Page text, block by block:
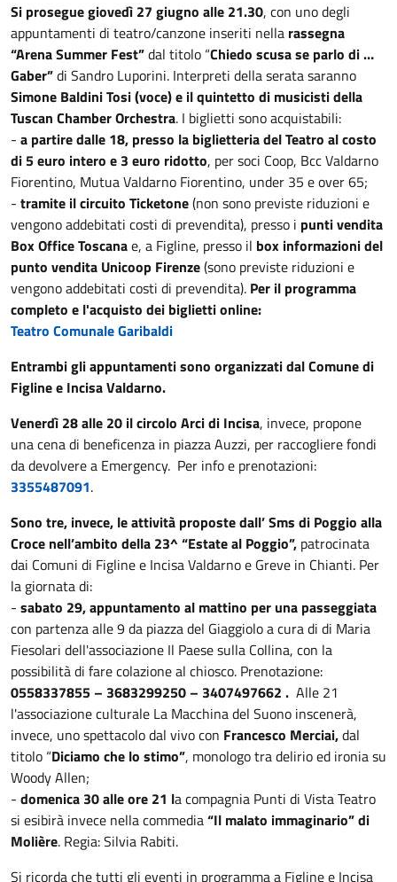
Si prosegue giovedì 27 giugno alle 21.30, con uno degli
appuntamenti di teatro/canzone inseriti nella rassegna
“Arena Summer Fest”dal titolo “Chiedo scusa se parlo di …
Gaber”di Sandro Luporini. Interpreti della serata saranno
Simone Baldini Tosi (voce) e il quintetto di musicisti della
Tuscan Chamber Orchestra. I biglietti sono acquistabili:
- a partire dalle 18, presso la biglietteria del Teatro al costo
di 5 euro intero e 3 euro ridotto, per soci Coop, Bcc Valdarno
Fiorentino, Mutua Valdarno Fiorentino, under 35 e over 65;
- tramite il circuito Ticketone(non sono previste riduzioni e
vengono addebitati costi di prevendita), presso i punti vendita
Box Office Toscanae, a Figline, presso il box informazioni del
punto vendita Unicoop Firenze(sono previste riduzioni e
vengono addebitati costi di prevendita). Per il programma
completo e l'acquisto dei biglietti online:
Teatro Comunale Garibaldi
Entrambi gli appuntamenti sono organizzati dal Comune di
Figline e Incisa Valdarno.
Venerdì 28 alle 20 il circolo Arci di Incisa, invece, propone
una cena di beneficenza in piazza Auzzi, per raccogliere fondi
da devolvere a Emergency. Per info e prenotazioni:
3355487091.
Sono tre, invece, le attività proposte dall’ Sms di Poggio alla
Croce nell’ambito della 23^ “Estate al Poggio”, patrocinata
dai Comuni di Figline e Incisa Valdarno e Greve in Chianti. Per
la giornata di:
- sabato 29, appuntamento al mattino per una passeggiata
con partenza alle 9 da piazza del Giaggiolo a cura di di Maria
Fiesolari dell'associazione Il Paese sulla Collina, con la
possibilità di fare colazione al chiosco. Prenotazione:
0558337855 – 3683299250 – 3407497662 . Alle 21
l'associazione culturale La Macchina del Suono inscenerà,
invece, uno spettacolo dal vivo con Francesco Merciai,dal
titolo “Diciamo che lo stimo”, monologo tra delirio ed ironia su
Woody Allen;
- domenica 30 alle ore 21 la compagnia Punti di Vista Teatro
si esibirà invece nella commedia“Il malato immaginario” di
Molière. Regia: Silvia Rabiti.
Si ricorda che tutti gli eventi in programma a Figline e Incisa